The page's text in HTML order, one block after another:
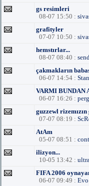
gs resimleri
08-07 15:50 :
grafityler
07-07 10:50 :
hemstırlar...
08-07 08:40 :
çakmakların
06-07 14:54 :
VARMI BUNDAN
06-07 16:26 :
guzzewl
07-07 08:19 :
AtAm
05-07 08:51 :
ilizyon...
10-05 13:42 :
FIFA 2006
06-07 09:49 : Evo